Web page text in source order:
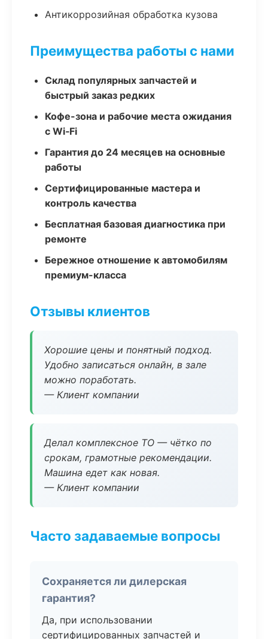
Антикоррозийная обработка кузова
Преимущества работы с нами
Склад популярных запчастей и
быстрый заказ редких
Кофе-зона и рабочие места ожидания
с Wi‑Fi
Гарантия до 24 месяцев на основные
работы
Сертифицированные мастера и
контроль качества
Бесплатная базовая диагностика при
ремонте
Бережное отношение к автомобилям
премиум-класса
Отзывы клиентов
Хорошие цены и понятный подход.
Удобно записаться онлайн, в зале
можно поработать.
— Клиент компании
Делал комплексное ТО — чётко по
срокам, грамотные рекомендации.
Машина едет как новая.
— Клиент компании
Часто задаваемые вопросы
Сохраняется ли дилерская
гарантия?
Да, при использовании
сертифицированных запчастей и